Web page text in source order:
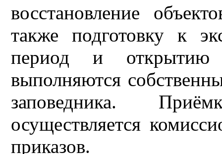
восстановление
также подготовку к
период и открытию
выполняются
заповедника.
осуществляется
приказов.